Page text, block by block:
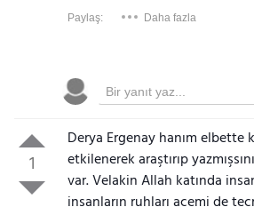
Paylaş: Daha fazla
1
Derya Ergenay hanım elbette
etkilenerek araştırıp
var. Velakin Allah katında